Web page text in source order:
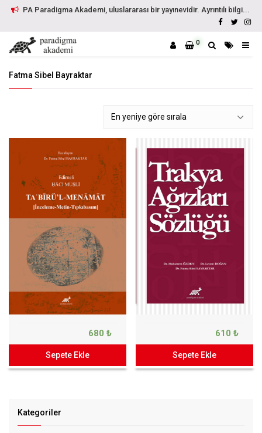
PA Paradigma Akademi, uluslararası bir yayınevidir. Ayrıntılı bilgi...
0
Fatma Sibel Bayraktar
Kategoriler
680 ₺
Sepete Ekle
610 ₺
Sepete Ekle